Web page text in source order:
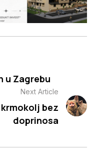
u Zagrebu
Next Article
bez
doprinosa